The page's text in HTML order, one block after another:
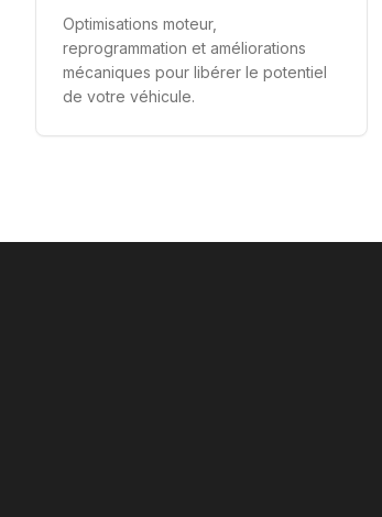
Optimisations moteur,
reprogrammation et améliorations
mécaniques pour libérer le potentiel
de votre véhicule.